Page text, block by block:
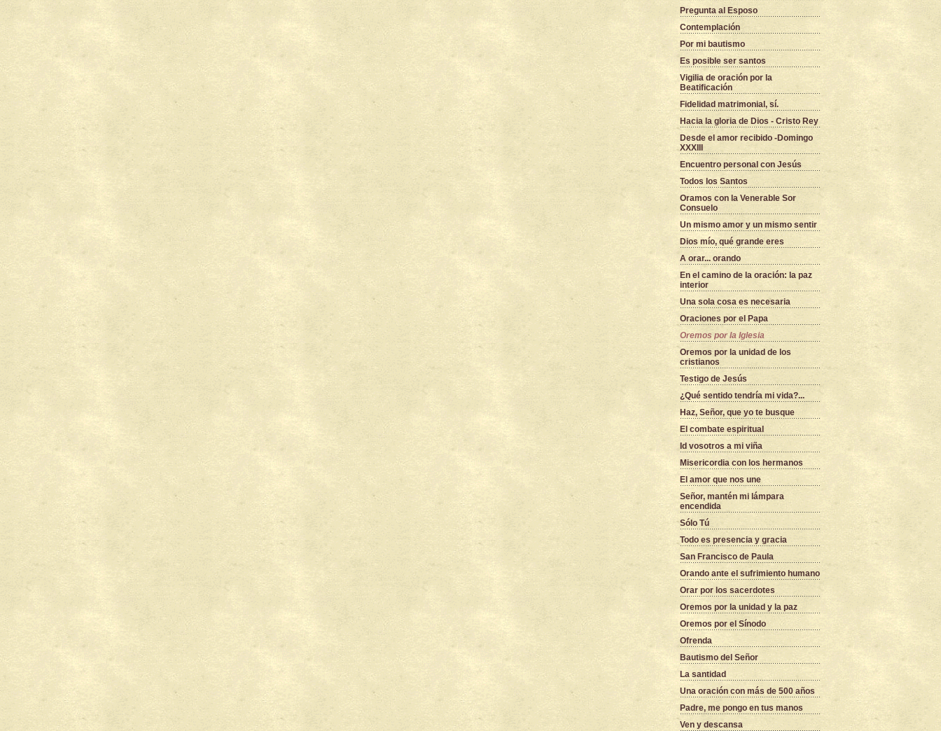
Pregunta al Esposo
Contemplación
Por mi bautismo
Es posible ser santos
Vigilia de oración por la
Beatificación
Fidelidad matrimonial, sí.
Hacia la gloria de Dios - Cristo Rey
Desde el amor recibido -Domingo
XXXIII
Encuentro personal con Jesús
Todos los Santos
Oramos con la Venerable Sor
Consuelo
Un mismo amor y un mismo sentir
Dios mío, qué grande eres
A orar... orando
En el camino de la oración: la paz
interior
Una sola cosa es necesaria
Oraciones por el Papa
Oremos por la Iglesia
Oremos por la unidad de los
cristianos
Testigo de Jesús
¿Qué sentido tendría mi vida?...
Haz, Señor, que yo te busque
El combate espiritual
Id vosotros a mi viña
Misericordia con los hermanos
El amor que nos une
Señor, mantén mi lámpara
encendida
Sólo Tú
Todo es presencia y gracia
San Francisco de Paula
Orando ante el sufrimiento humano
Orar por los sacerdotes
Oremos por la unidad y la paz
Oremos por el Sínodo
Ofrenda
Bautismo del Señor
La santidad
Una oración con más de 500 años
Padre, me pongo en tus manos
Ven y descansa